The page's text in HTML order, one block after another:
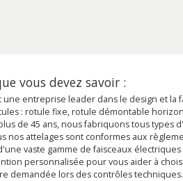
vous devez savoir :
une entreprise leader dans le design et
: rotule fixe, rotule démontable
de 45 ans, nous fabriquons tous types
nos attelages sont conformes aux
vaste gamme de faisceaux
personnalisée pour vous aider à
demandée lors des contrôles techniques.